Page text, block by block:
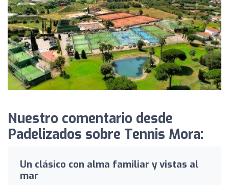
Nuestro comentario desde
Padelizados sobre Tennis Mora:
Un clásico con alma familiar y vistas al
mar